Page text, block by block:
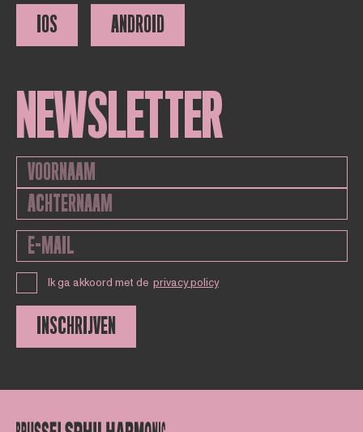
IOS ANDROID
NEWSLETTER
Ik ga akkoord met de privacy policy
INSCHRIJVEN